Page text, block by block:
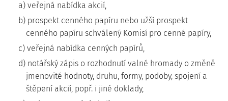
a) veřejná nabídka akcií,
b) prospekt cenného papíru nebo užší prospekt
cenného papíru schválený Komisí pro cenné papíry,
c) veřejná nabídka cenných papírů,
d) notářský zápis o rozhodnutí valné hromady o změně
jmenovité hodnoty, druhu, formy, podoby, spojení a
štěpení akcií, popř. i jiné doklady,